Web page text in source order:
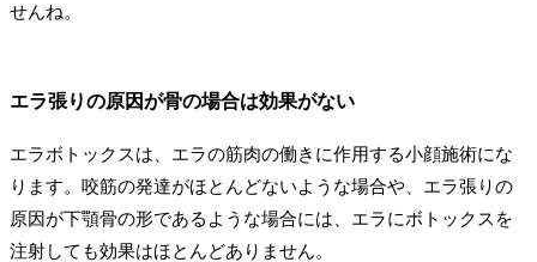
せんね。
エラ張りの原因が骨の場合は効果がない
エラボトックスは、エラの筋肉の働きに作用する小顔施術にな
ります。咬筋の発達がほとんどないような場合や、エラ張りの
原因が下顎骨の形であるような場合には、エラにボトックスを
注射しても効果はほとんどありません。